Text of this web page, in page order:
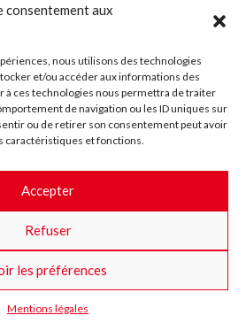
consentement aux
nous utilisons des technologies
et/ou accéder aux informations des
à ces technologies nous permettra de traiter
de navigation ou les ID uniques sur
ou de retirer son consentement peut avoir
caractéristiques et fonctions.
Accepter
Refuser
les préférences
Mentions légales
Ris-Orangis
— Tous droits réservés
Plan du site
Contact
Accessibilité
Crédits
marchés publics
& Améliorations
Facebook
InstaTwitterYoutube